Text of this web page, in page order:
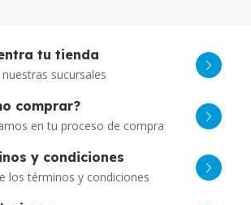
tu tienda
nuestras sucursales
comprar?
en tu proceso de compra
y condiciones
los términos y condiciones